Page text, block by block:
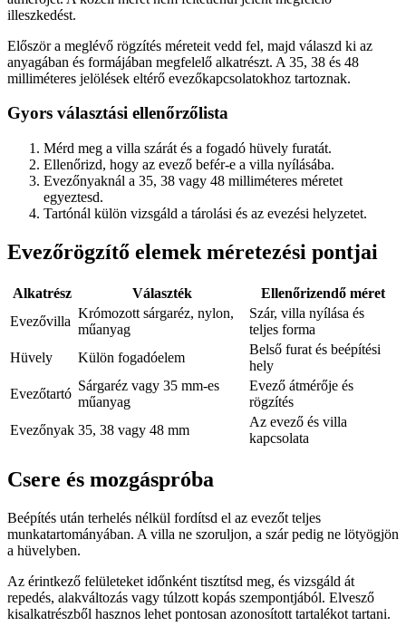
illeszkedést.
Először a meglévő rögzítés méreteit vedd fel, majd válaszd ki az
anyagában és formájában megfelelő alkatrészt. A 35, 38 és 48
milliméteres jelölések eltérő evezőkapcsolatokhoz tartoznak.
Gyors választási ellenőrzőlista
Mérd meg a villa szárát és a fogadó hüvely furatát.
Ellenőrizd, hogy az evező befér-e a villa nyílásába.
Evezőnyaknál a 35, 38 vagy 48 milliméteres méretet
egyeztesd.
Tartónál külön vizsgáld a tárolási és az evezési helyzetet.
Evezőrögzítő elemek méretezési pontjai
Alkatrész Választék
Ellenőrizendő méret
Evezővilla
Krómozott sárgaréz, nylon,
műanyag
Szár, villa nyílása és
teljes forma
Hüvely
Külön fogadóelem
Belső furat és beépítési
hely
Evezőtartó
Sárgaréz vagy 35 mm-es
műanyag
Evező átmérője és
rögzítés
Evezőnyak 35, 38 vagy 48 mm
Az evező és villa
kapcsolata
Csere és mozgáspróba
Beépítés után terhelés nélkül fordítsd el az evezőt teljes
munkatartományában. A villa ne szoruljon, a szár pedig ne lötyögjön
a hüvelyben.
Az érintkező felületeket időnként tisztítsd meg, és vizsgáld át
repedés, alakváltozás vagy túlzott kopás szempontjából. Elvesző
kisalkatrészből hasznos lehet pontosan azonosított tartalékot tartani.